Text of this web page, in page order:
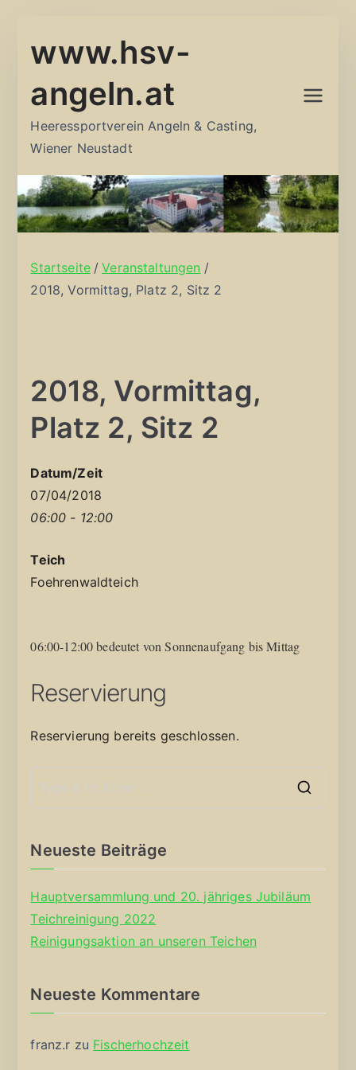
Inhalt
www.hsv-
angeln.at
Heeressportverein Angeln & Casting,
Wiener Neustadt
Startseite
Veranstaltungen
2018, Vormittag, Platz 2, Sitz 2
2018, Vormittag,
Platz 2, Sitz 2
Datum/Zeit
07/04/2018
06:00 - 12:00
Teich
Foehrenwaldteich
06:00-12:00 bedeutet von Sonnenaufgang bis Mittag
Reservierung
Reservierung bereits geschlossen.
Neueste Beiträge
Hauptversammlung und 20. jähriges Jubiläum
Teichreinigung 2022
Reinigungsaktion an unseren Teichen
Neueste Kommentare
franz.r zu Fischerhochzeit